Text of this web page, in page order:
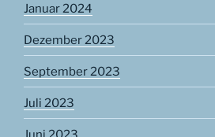
Januar 2024
Dezember 2023
September 2023
Juli 2023